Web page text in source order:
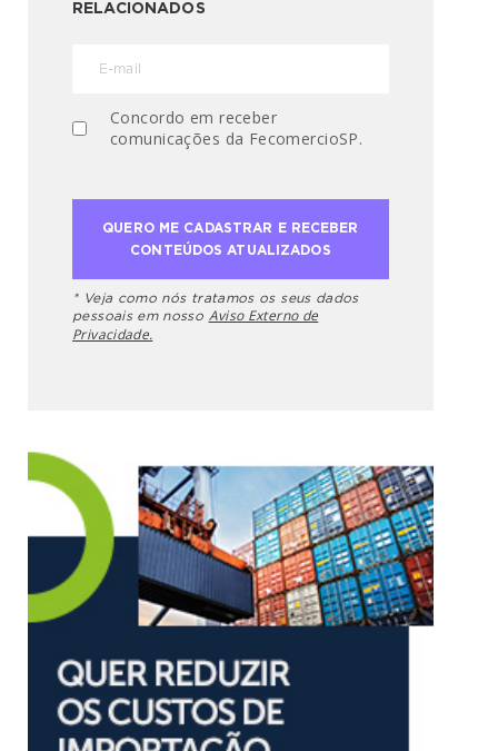
RELACIONADOS
Concordo em receber
comunicações da FecomercioSP.
* Veja como nós tratamos os seus dados
pessoais em nosso Aviso Externo de
Privacidade.